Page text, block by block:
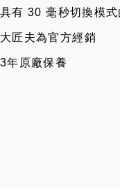
具有 30 毫秒切換模
大匠夫為官方經銷
3年原廠保養